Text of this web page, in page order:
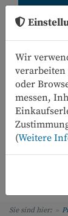
Wir
verarbeiten
oder
messen,
(Weitere
Sie sind hier: